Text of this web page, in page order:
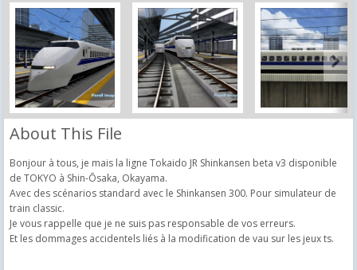
About This File
Bonjour à tous, je mais la ligne Tokaido JR Shinkansen beta v3 disponible
de TOKYO à Shin-Ōsaka, Okayama.
Avec des scénarios standard avec le Shinkansen 300. Pour simulateur de
train classic.
Je vous rappelle que je ne suis pas responsable de vos erreurs.
Et les dommages accidentels liés à la modification de vau sur les jeux ts.